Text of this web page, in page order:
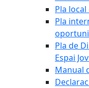
Pla
Pla
Pla de
Espai
Manual